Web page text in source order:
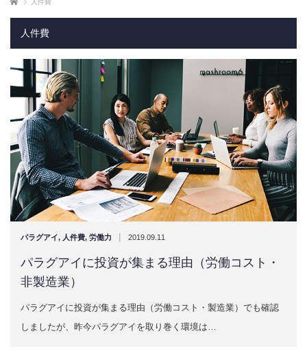
人件費
人件費
パラグアイ, 人件費, 労働力 | 2019.09.11
パラグアイに投資が集まる理由（労働コスト・
非製造業）
パラグアイに投資が集まる理由（労働コスト・製造業）でも確認
しましたが、昨今パラグアイを取り巻く環境は…